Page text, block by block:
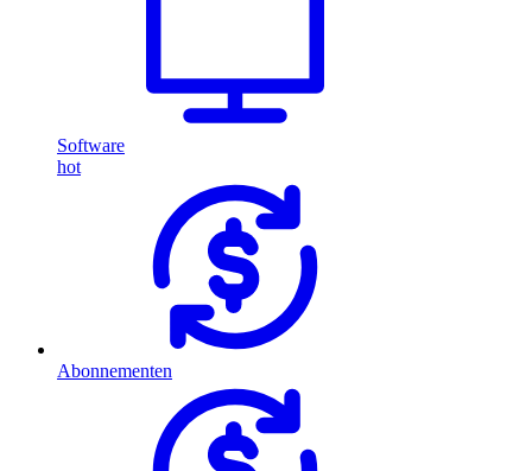
Software
hot
Abonnementen